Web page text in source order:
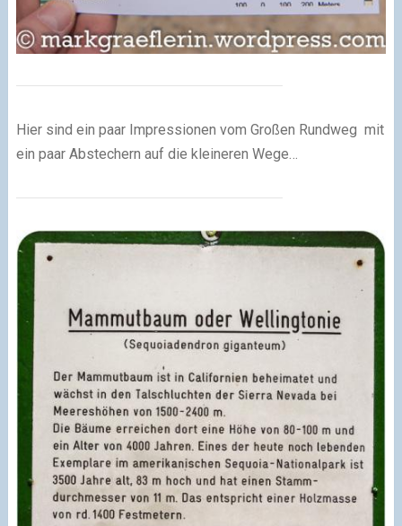
Hier sind ein paar Impressionen vom Großen Rundweg mit
ein paar Abstechern auf die kleineren Wege…